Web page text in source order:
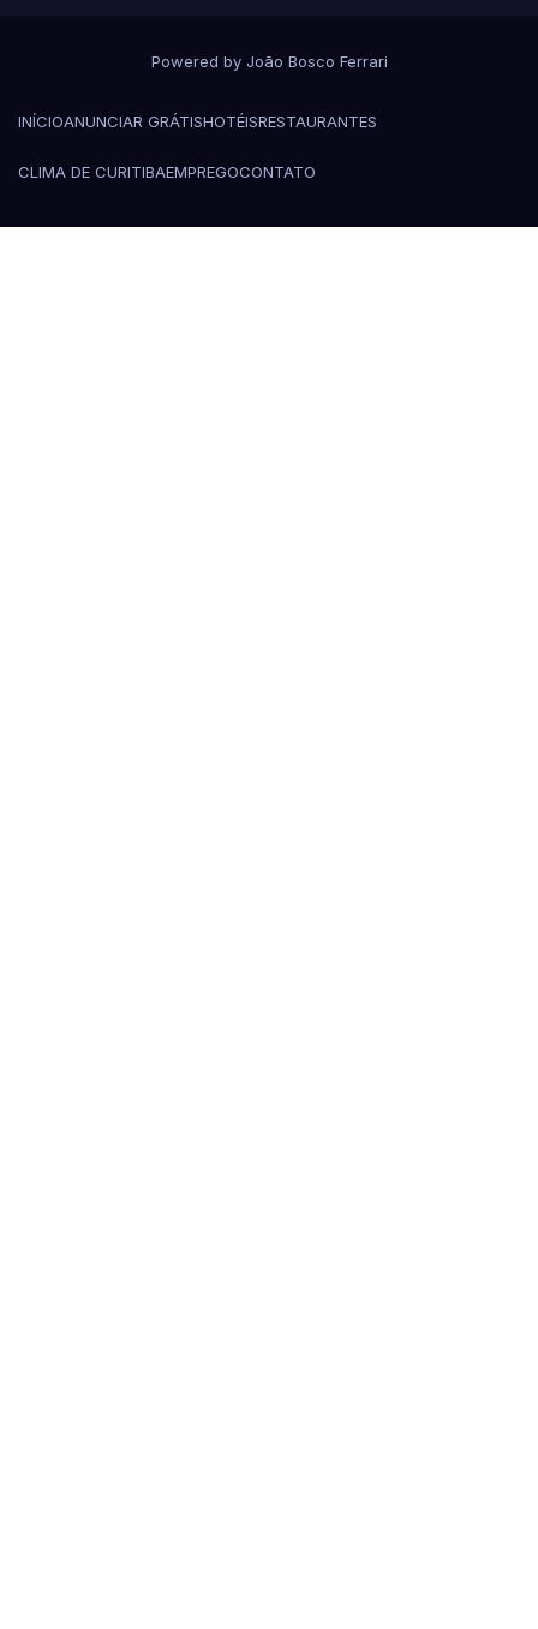
Powered by João Bosco Ferrari
INÍCIOANUNCIAR GRÁTISHOTÉISRESTAURANTES
CLIMA DE CURITIBAEMPREGOCONTATO